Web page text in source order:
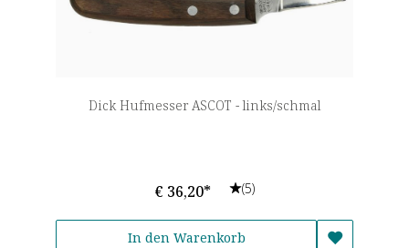
Dick Hufmesser ASCOT - links/schmal
€ 36,20* (5)
In den Warenkorb